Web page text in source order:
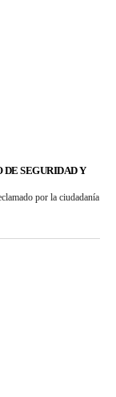
SEGURIDAD Y
por la ciudadanía